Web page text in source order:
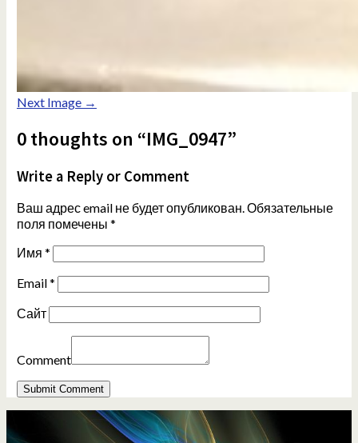
Next Image →
0 thoughts on “IMG_0947”
Write a Reply or Comment
Ваш адрес email не будет опубликован.Обязательные
поля помечены *
Имя *
Email*
Сайт
Comment